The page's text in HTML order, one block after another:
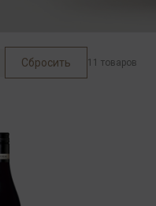
Сбросить 11 товаров